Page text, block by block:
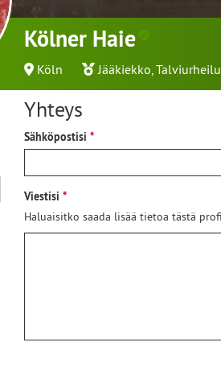
Kölner Haie
Köln Jääkiekko,Talviurheilu
Yhteys
Sähköpostisi
Viestisi
Haluaisitko saada lisää tietoa tästä